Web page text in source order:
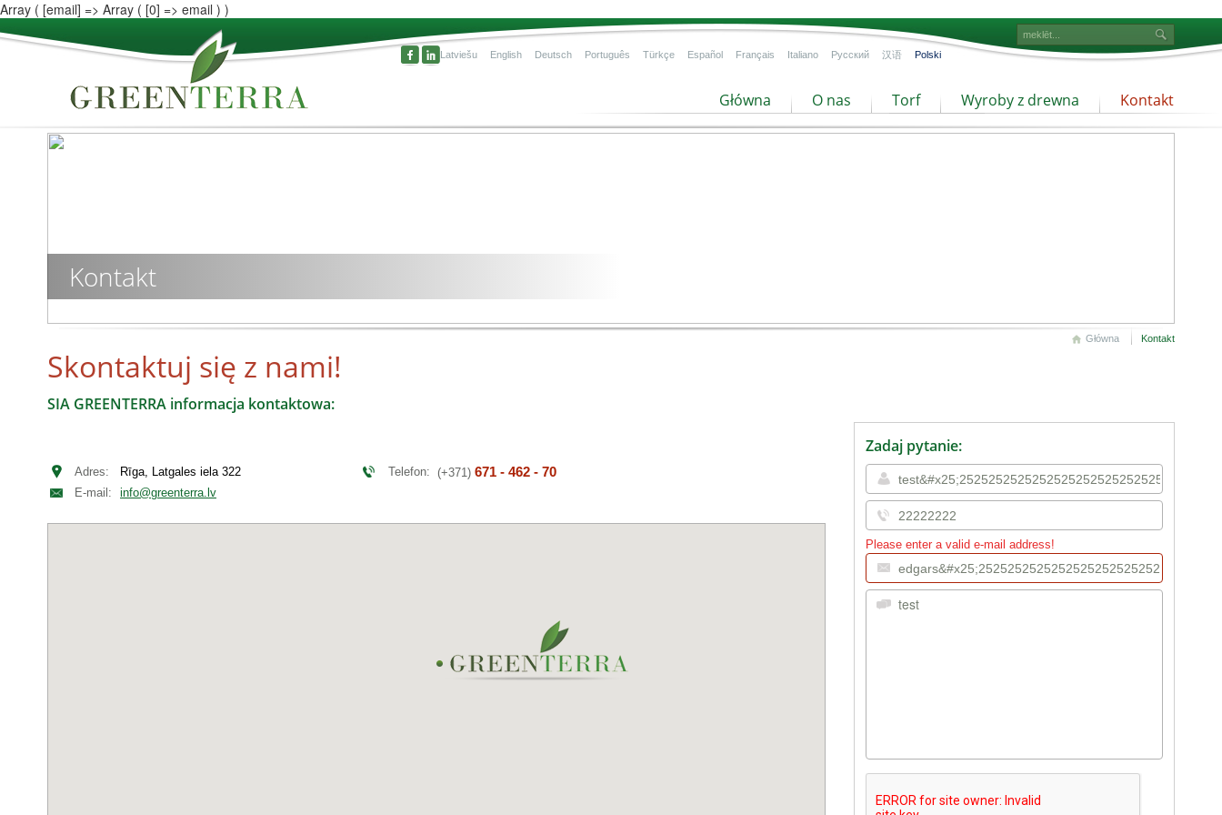
Array ( [email] => Array ( [0] => email ) )
Latviešu English Deutsch Português Türkçe Español Français Italiano Русский 汉语 Polski
Główna O nas Torf Wyroby z drewna Kontakt
Kontakt
Główna Kontakt
Skontaktuj się z nami!
SIA GREENTERRA informacja kontaktowa:
Adres:
Rīga, Latgales iela 322
E-mail:
info@greenterra.lv
Telefon: (+371) 671 - 462 - 70
Zadaj pytanie:
Please enter a valid e-mail address!